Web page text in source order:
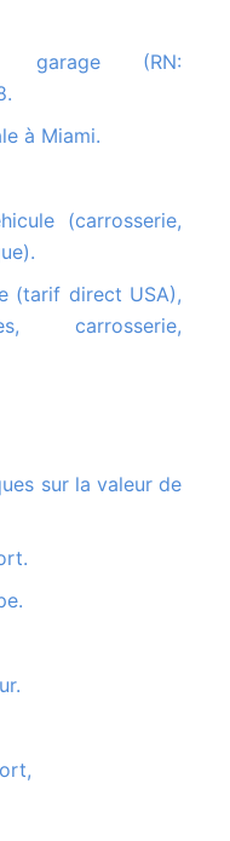
à Miami.
carrosserie,